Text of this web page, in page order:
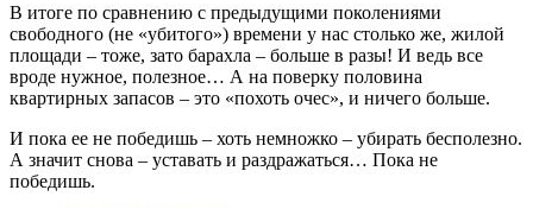
В итоге по сравнению с предыдущими поколениями
свободного (не «убитого») времени у нас столько же, жилой
площади – тоже, зато барахла – больше в разы! И ведь все
вроде нужное, полезное… А на поверку половина
квартирных запасов – это «похоть очес», и ничего больше.
И пока ее не победишь – хоть немножко – убирать бесполезно.
А значит снова – уставать и раздражаться… Пока не
победишь.